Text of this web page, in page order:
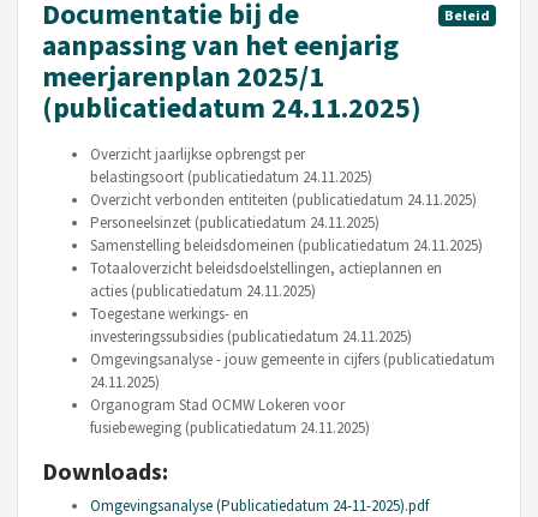
Beleid
Documentatie bij de
aanpassing van het eenjarig
meerjarenplan 2025/1
(publicatiedatum 24.11.2025)
Overzicht jaarlijkse opbrengst per
belastingsoort (publicatiedatum 24.11.2025)
Overzicht verbonden entiteiten (publicatiedatum 24.11.2025)
Personeelsinzet (publicatiedatum 24.11.2025)
Samenstelling beleidsdomeinen (publicatiedatum 24.11.2025)
Totaaloverzicht beleidsdoelstellingen, actieplannen en
acties (publicatiedatum 24.11.2025)
Toegestane werkings- en
investeringssubsidies (publicatiedatum 24.11.2025)
Omgevingsanalyse - jouw gemeente in cijfers (publicatiedatum
24.11.2025)
Organogram Stad OCMW Lokeren voor
fusiebeweging (publicatiedatum 24.11.2025)
Downloads:
Omgevingsanalyse (Publicatiedatum 24-11-2025).pdf